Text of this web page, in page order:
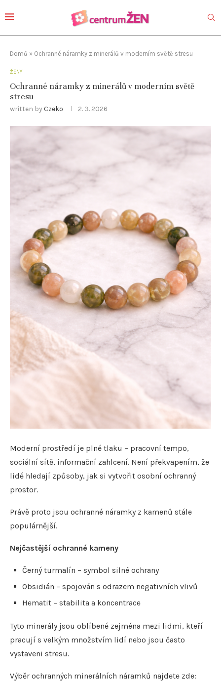
Domů » Ochranné náramky z minerálů v moderním světě stresu
ŽENY
Ochranné náramky z minerálů v moderním světě
stresu
written by Czeko 2. 3. 2026
Moderní prostředí je plné tlaku – pracovní tempo,
sociální sítě, informační zahlcení. Není překvapením, že
lidé hledají způsoby, jak si vytvořit osobní ochranný
prostor.
Právě proto jsou ochranné náramky z kamenů stále
populárnější.
Nejčastější ochranné kameny
Černý turmalín – symbol silné ochrany
Obsidián – spojován s odrazem negativních vlivů
Hematit – stabilita a koncentrace
Tyto minerály jsou oblíbené zejména mezi lidmi, kteří
pracují s velkým množstvím lidí nebo jsou často
vystaveni stresu.
Výběr ochranných minerálních náramků najdete zde: